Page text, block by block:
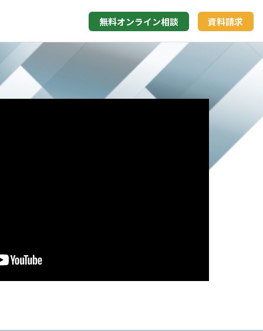
無料オンライン相談 資料請求